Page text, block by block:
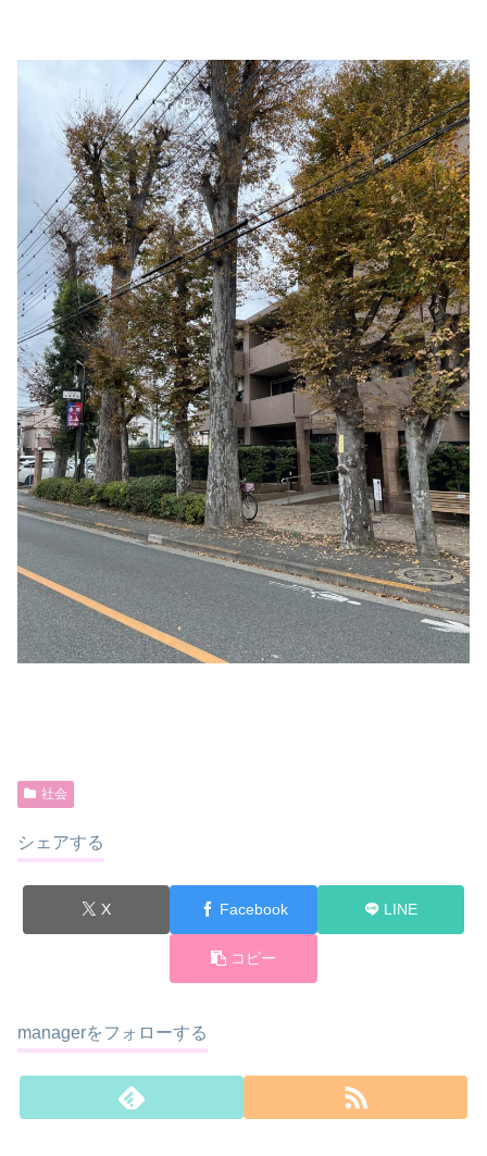
社会
シェアする
X Facebook LINE
コピー
managerをフォローする